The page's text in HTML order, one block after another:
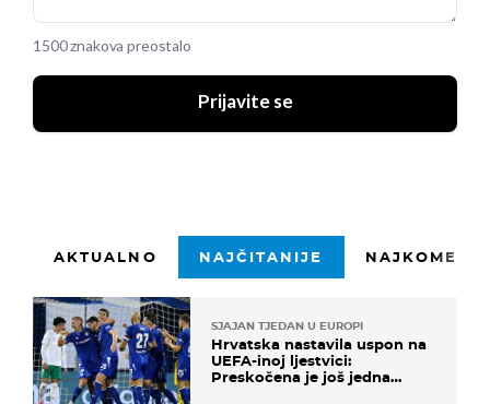
1500 znakova preostalo
Prijavite se
AKTUALNO NAJČITANIJE
SJAJAN TJEDAN U EUROPI
Hrvatska nastavila uspon na
UEFA-inoj ljestvici:
Preskočena je još jedna